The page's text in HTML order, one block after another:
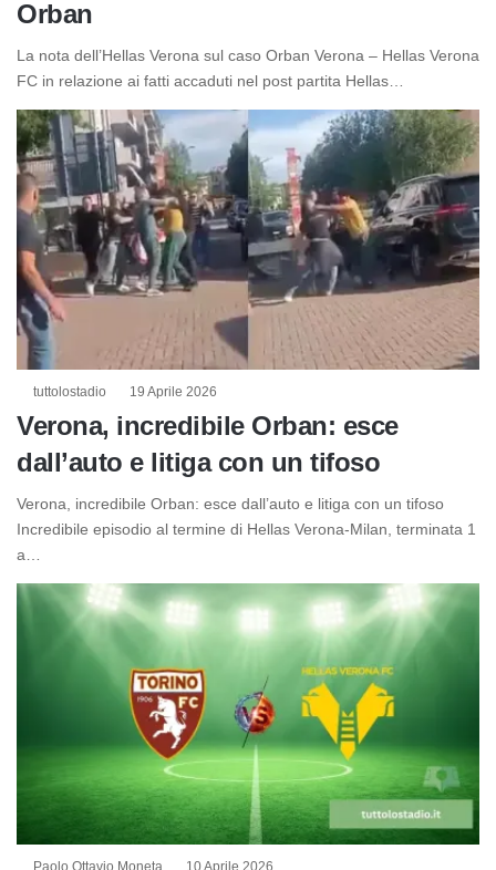
Orban
La nota dell’Hellas Verona sul caso Orban Verona – Hellas Verona
FC in relazione ai fatti accaduti nel post partita Hellas…
tuttolostadio 19 Aprile 2026
Verona, incredibile Orban: esce
dall’auto e litiga con un tifoso
Verona, incredibile Orban: esce dall’auto e litiga con un tifoso
Incredibile episodio al termine di Hellas Verona-Milan, terminata 1
a…